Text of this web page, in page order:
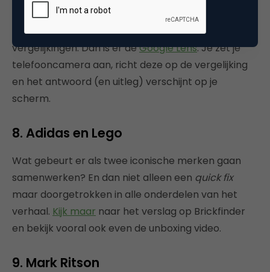
leuk is. Maar wat doe je als je te maken krijgt met
moeilijke opgaven zoals bijvoorbeeld lastige
vergelijkingen. Dan is er deGoogle Lens. Je zet je
telefooncamera aan, richt deze op de vergelijking
en het antwoord (en uitleg) verschijnt op je
scherm.
8. Adidas en Lego
Wat gebeurt er als twee iconische merken gaan
samenwerken? En dan niet alleen een quick fix
maar doorgetrokken in alle onderdelen van het
verhaal. Kijk maar naar het verslag op Brickfinder
en bekijk vooral ook even de unboxing video.
9. Mark Ritson